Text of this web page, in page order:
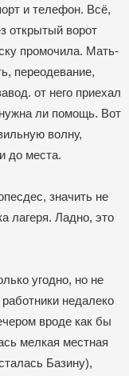
и телефон. Всё,
открытый ворот
промочила. Мать-
переодевание,
от него приехал
ли помощь. Вот
волну,
до места.
значить не
лагеря. Ладно, это
угодно, но не
недалеко
вроде как бы
мелкая местная
Базину),